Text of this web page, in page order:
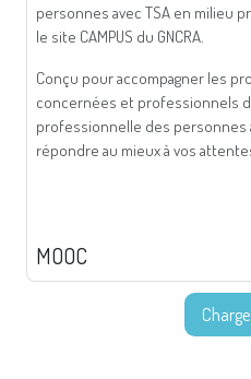
personnes avec TSA en milieu
le site CAMPUS du GNCRA.
Conçu pour accompagner les
concernées et professionnels
professionnelle des personnes
répondre au mieux à vos
MOOC